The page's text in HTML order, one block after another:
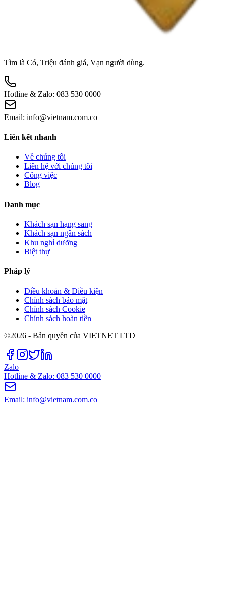
Tìm là Có, Triệu đánh giá, Vạn người dùng.
Hotline & Zalo: 083 530 0000
Email: info@vietnam.com.co
Liên kết nhanh
Về chúng tôi
Liên hệ với chúng tôi
Công việc
Blog
Danh mục
Khách sạn hạng sang
Khách sạn ngân sách
Khu nghỉ dưỡng
Biệt thự
Pháp lý
Điều khoản & Điều kiện
Chính sách bảo mật
Chính sách Cookie
Chính sách hoàn tiền
©2026 - Bản quyền của VIETNET LTD
Zalo
Hotline & Zalo: 083 530 0000
Email: info@vietnam.com.co